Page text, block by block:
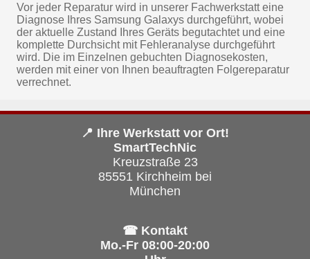
Vor jeder Reparatur wird in unserer Fachwerkstatt eine
Diagnose Ihres Samsung Galaxys durchgeführt, wobei
der aktuelle Zustand Ihres Geräts begutachtet und eine
komplette Durchsicht mit Fehleranalyse durchgeführt
wird. Die im Einzelnen gebuchten Diagnosekosten,
werden mit einer von Ihnen beauftragten Folgereparatur
verrechnet.
📍 Ihre Werkstatt vor Ort!
SmartTechNic
Kreuzstraße 23
85551 Kirchheim bei
München
☎ Kontakt
Mo.-Fr 08:00-20:00